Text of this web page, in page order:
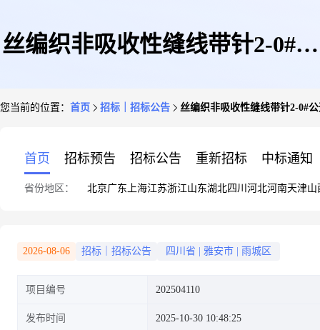
丝编织非吸收性缝线带针2-0#公
您当前的位置： 首页 招标｜招标公告 丝编织非吸收性缝线带针2-0#
首页 招标预告 招标公告 重新招标 中标通知
省份地区： 北京广东 上海江苏浙江山东湖北四川 河北河南天津山
2026-08-06 招标｜招标公告 四川省 雅安市 雨城区
项目编号 202504110
发布时间 2025-10-30 10:48:25